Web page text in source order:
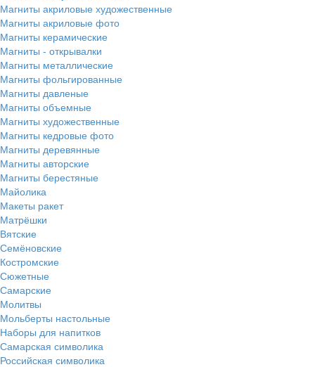
Магниты акриловые художественные
Магниты акриловые фото
Магниты керамические
Магниты - открывалки
Магниты металлические
Магниты фольгированные
Магниты давленые
Магниты объемные
Магниты художественные
Магниты кедровые фото
Магниты деревянные
Магниты авторские
Магниты берестяные
Майолика
Макеты ракет
Матрёшки
Вятские
Семёновские
Костромские
Сюжетные
Самарские
Молитвы
Мольберты настольные
Наборы для напитков
Самарская символика
Российская символика